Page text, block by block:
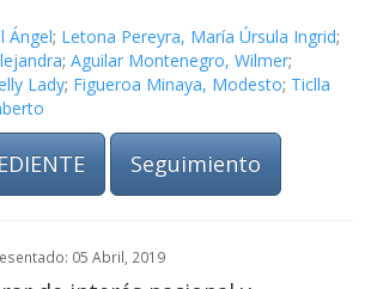
Ángel; Letona Pereyra, María Úrsula Ingrid;
; Aguilar Montenegro, Wilmer;
Lady; Figueroa Minaya, Modesto; Ticlla
Seguimiento
05 Abril, 2019